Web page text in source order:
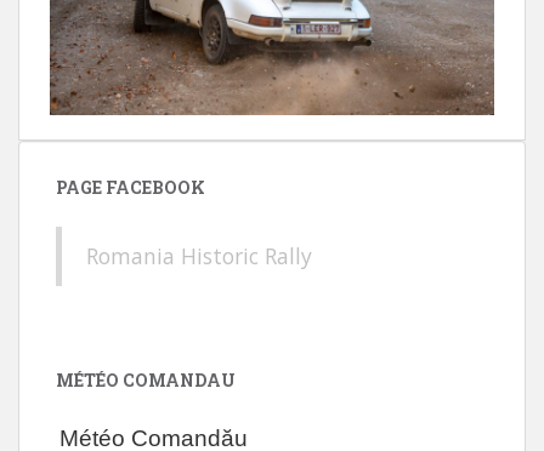
PAGE FACEBOOK
Romania Historic Rally
MÉTÉO COMANDAU